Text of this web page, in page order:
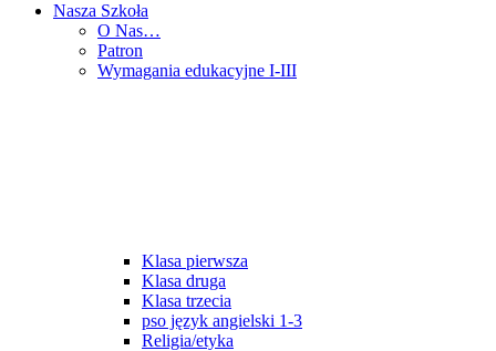
Nasza Szkoła
O Nas…
Patron
Wymagania edukacyjne I-III
Klasa pierwsza
Klasa druga
Klasa trzecia
pso język angielski 1-3
Religia/etyka